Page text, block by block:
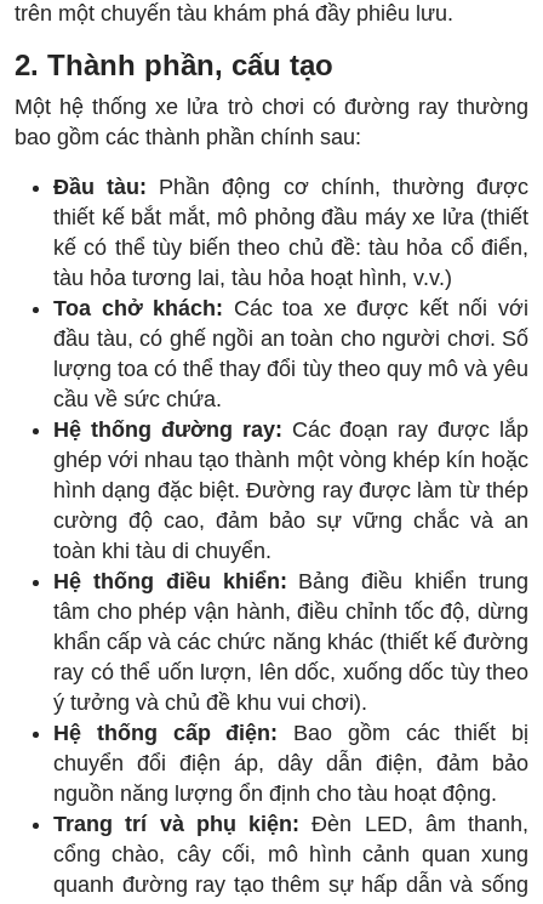
trên một chuyến tàu khám phá đầy phiêu lưu.
2. Thành phần, cấu tạo
Một hệ thống xe lửa trò chơi có đường ray thường
bao gồm các thành phần chính sau:
Đầu tàu: Phần động cơ chính, thường được
thiết kế bắt mắt, mô phỏng đầu máy xe lửa (thiết
kế có thể tùy biến theo chủ đề: tàu hỏa cổ điển,
tàu hỏa tương lai, tàu hỏa hoạt hình, v.v.)
Toa chở khách: Các toa xe được kết nối với
đầu tàu, có ghế ngồi an toàn cho người chơi. Số
lượng toa có thể thay đổi tùy theo quy mô và yêu
cầu về sức chứa.
Hệ thống đường ray: Các đoạn ray được lắp
ghép với nhau tạo thành một vòng khép kín hoặc
hình dạng đặc biệt. Đường ray được làm từ thép
cường độ cao, đảm bảo sự vững chắc và an
toàn khi tàu di chuyển.
Hệ thống điều khiển: Bảng điều khiển trung
tâm cho phép vận hành, điều chỉnh tốc độ, dừng
khẩn cấp và các chức năng khác (thiết kế đường
ray có thể uốn lượn, lên dốc, xuống dốc tùy theo
ý tưởng và chủ đề khu vui chơi).
Hệ thống cấp điện: Bao gồm các thiết bị
chuyển đổi điện áp, dây dẫn điện, đảm bảo
nguồn năng lượng ổn định cho tàu hoạt động.
Trang trí và phụ kiện: Đèn LED, âm thanh,
cổng chào, cây cối, mô hình cảnh quan xung
quanh đường ray tạo thêm sự hấp dẫn và sống